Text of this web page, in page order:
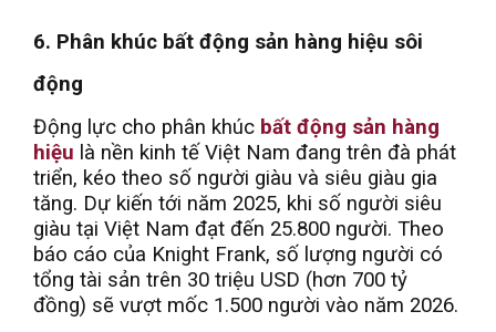
6. Phân khúc bất động sản hàng hiệu sôi
động
Động lực cho phân khúc bất động sản hàng
hiệu là nền kinh tế Việt Nam đang trên đà phát
triển, kéo theo số người giàu và siêu giàu gia
tăng. Dự kiến tới năm 2025, khi số người siêu
giàu tại Việt Nam đạt đến 25.800 người. Theo
báo cáo của Knight Frank, số lượng người có
tổng tài sản trên 30 triệu USD (hơn 700 tỷ
đồng) sẽ vượt mốc 1.500 người vào năm 2026.